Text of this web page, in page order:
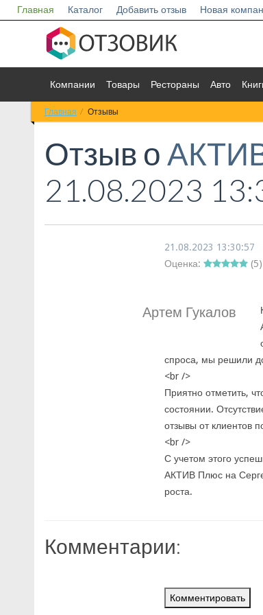
Главная Каталог Добавить отзыв Новая
Компании Товары Рестораны Авто
Главная Отзывы
Отзыв о
21.08.2023
21.08.2023 13:30:57
Оценка:
(5)
Артем Гукалов
спроса, мы решили
<br />
Приятно отметить,
состоянии.
отзывы от клиентов
<br />
С учетом этого
АКТИВ Плюс на
роста.
Комментарии:
Комментировать